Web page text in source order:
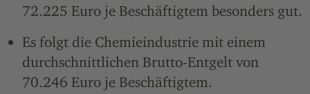
72.225 Euro je Beschäftigtem besonders gut.
Es folgt die Chemieindustrie mit einem
durchschnittlichen Brutto-Entgelt von
70.246 Euro je Beschäftigtem.